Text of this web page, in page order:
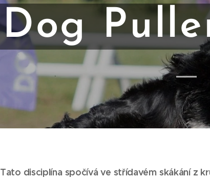
Dog
Tato disciplína spočívá ve střídavém skákání z